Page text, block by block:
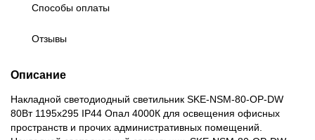
Способы оплаты
Отзывы
Описание
Накладной светодиодный светильник SKE-NSM-80-OP-DW
80Вт 1195x295 IP44 Опал 4000К для освещения офисных
пространств и прочих административных помещений.